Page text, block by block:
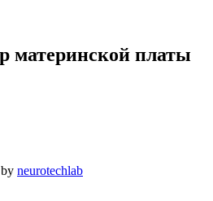
материнской платы
by neurotechlab